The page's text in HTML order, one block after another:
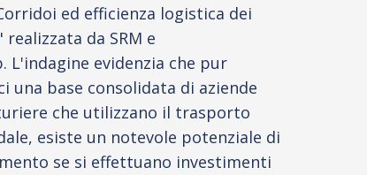
ed efficienza logistica dei
da SRM e
L'indagine evidenzia che pur
una base consolidata di aziende
che utilizzano il trasporto
esiste un notevole potenziale di
se si effettuano investimenti